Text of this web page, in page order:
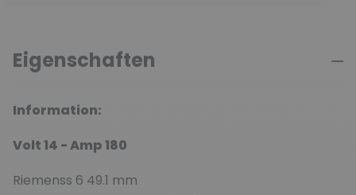
Eigenschaften
Information:
Volt14 -Amp180
Riemenss 6 49.1 mm